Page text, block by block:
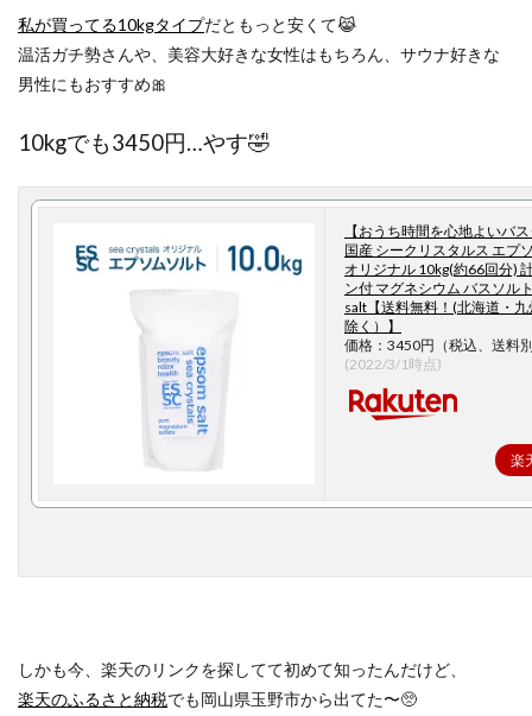
私が買ってる10kgタイプだともっと安くて😹
温活ガチ勢さんや、美容大好きな女性はもちろん、サウナ好きな
男性にもおすすめ🎀
10kgでも3450円…やす🤣
【おうち時間を心地よいバ
国産 シークリスタルス エプ
オリジナル 10kg(約66回分)
ン付 マグネシウム バスソル
salt【送料無料！(北海道・
除く）】
価格：3450円（税込、送料
(2022/3/1時点)
楽
しかも今、楽天のリンクを探してて初めて知ったんだけど、
楽天のふるさと納税でも岡山県玉野市から出てた〜🥺